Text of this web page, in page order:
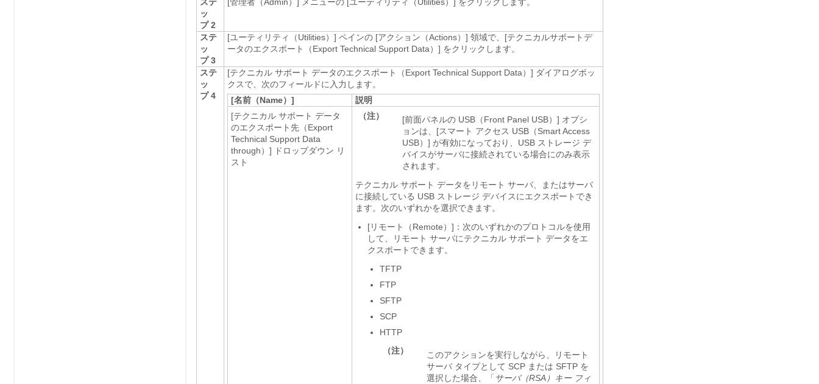
ッ
プ 2
ステ
ッ
プ 3
[ユーティリティ（Utilities）] ペインの [アクション（Actions）] 領域で、[テクニカルサポートデ
ータのエクスポート（Export Technical Support Data）] をクリックします。
ステ
ッ
プ 4
[テクニカル サポート データのエクスポート（Export Technical Support Data）] ダイアログボッ
クスで、次のフィールドに入力します。
[名前（Name）]
説明
[テクニカル サポート データ
のエクスポート先（Export
Technical Support Data
through）]
ドロップダウン リ
スト
（注） [前面パネルの USB（Front Panel USB）] オプシ
ョンは、[スマート アクセス USB（Smart Access
USB）] が有効になっており、USB ストレージ デ
バイスがサーバに接続されている場合にのみ表示
されます。
テクニカル サポート データをリモート サーバ、またはサーバ
に接続している USB ストレージ デバイスにエクスポートでき
ます。次のいずれかを選択できます。
[リモート（Remote）]：次のいずれかのプロトコルを使用
して、リモート サーバにテクニカル サポート データをエ
クスポートできます。
TFTP
FTP
SFTP
SCP
HTTP
（注）
このアクションを実行しながら、リモート
サーバ タイプとして SCP または SFTP を
選択した場合、「 サーバ（RSA）キー フィ